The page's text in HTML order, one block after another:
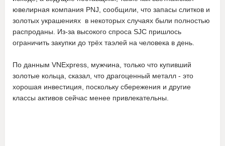
ювелирная компания PNJ, сообщили, что запасы слитков и
золотых украшениях в некоторых случаях были полностью
распроданы. Из-за высокого спроса SJC пришлось
ограничить закупки до трёх таэлей на человека в день.
По данным VNExpress, мужчина, только что купивший
золотые кольца, сказал, что драгоценный металл - это
хорошая инвестиция, поскольку сбережения и другие
классы активов сейчас менее привлекательны.